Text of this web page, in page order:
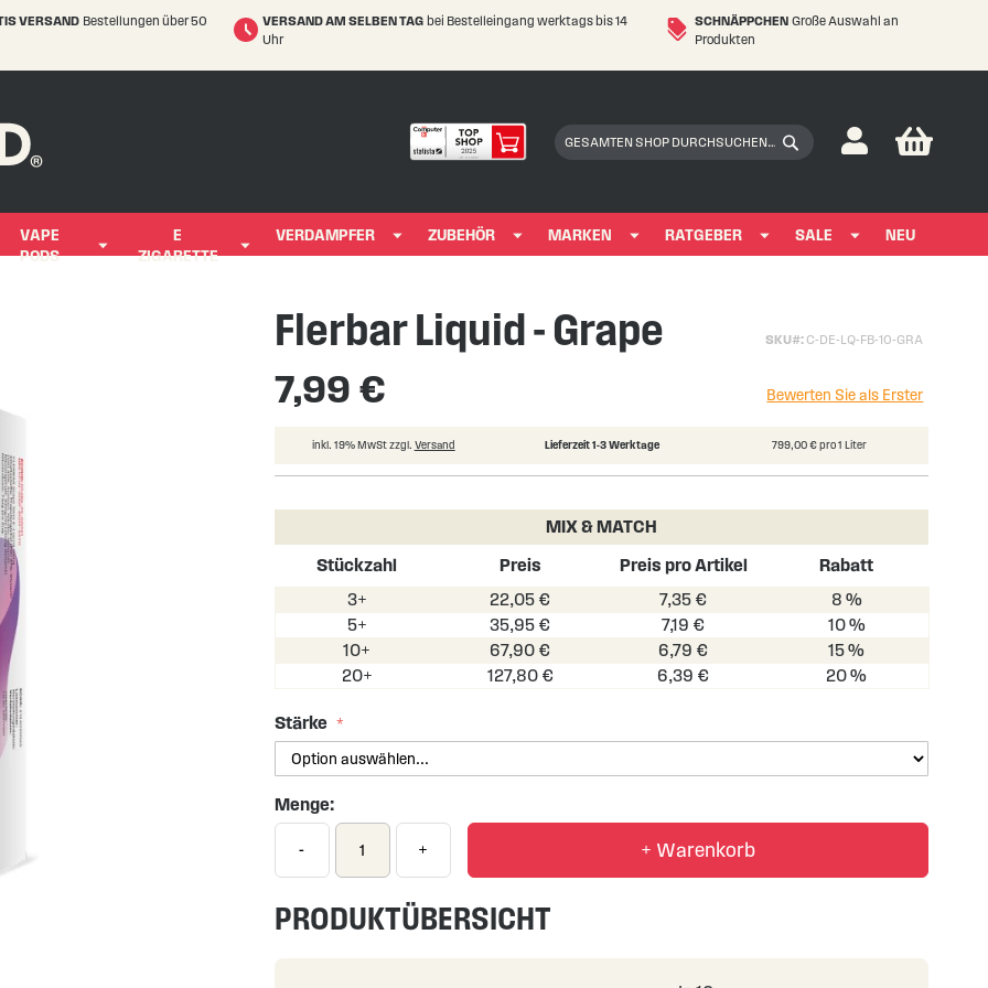
VERSAND Bestellungen über 50
VERSAND AM SELBEN TAG bei Bestelleingang werktags bis 14
Uhr
SCHNÄPPCHEN Große Auswahl an
Produkten
Suchen
My
VAPE
PODS
E
ZIGARETTE
VERDAMPFER ZUBEHÖR MARKEN RATGEBER SALE NEU
Flerbar Liquid - Grape SKU C-DE-LQ-FB-10-GRA
7,99 € Bewerten Sie als Erster
inkl. 19% MwSt zzgl. Versand Lieferzeit 1-3 Werktage 799,00 € pro 1 Liter
MIX & MATCH
Stückzahl Preis Preis pro Artikel
Rabatt
3+
22,05 € 7,35 €
8 %
5+
35,95 € 7,19 €
10 %
10+
67,90 € 6,79 €
15 %
20+
127,80 € 6,39 € 20 %
Stärke
Menge:
- + + Warenkorb
PRODUKTÜBERSICHT